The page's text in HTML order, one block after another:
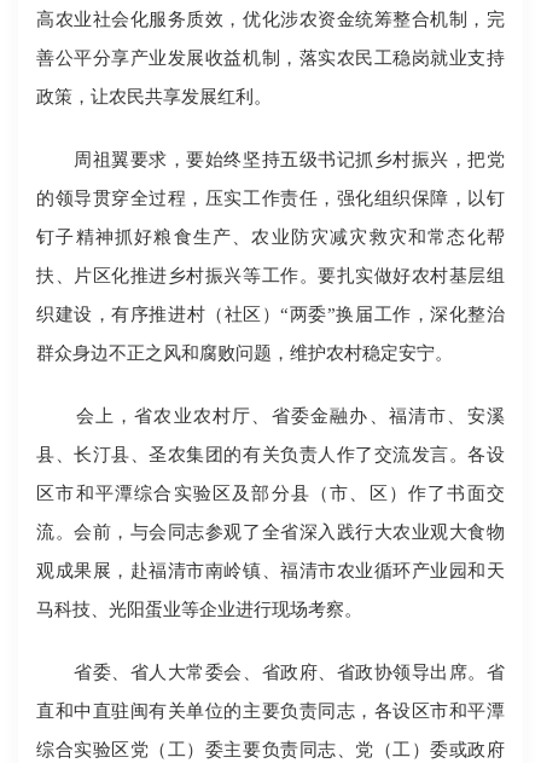
高农业社会化服务质效，优化涉农资金统筹整合机制，完
善公平分享产业发展收益机制，落实农民工稳岗就业支持
政策，让农民共享发展红利。
周祖翼要求，要始终坚持五级书记抓乡村振兴，把党
的领导贯穿全过程，压实工作责任，强化组织保障，以钉
钉子精神抓好粮食生产、农业防灾减灾救灾和常态化帮
扶、片区化推进乡村振兴等工作。要扎实做好农村基层组
织建设，有序推进村（社区）“两委”换届工作，深化整治
群众身边不正之风和腐败问题，维护农村稳定安宁。
会上，省农业农村厅、省委金融办、福清市、安溪
县、长汀县、圣农集团的有关负责人作了交流发言。各设
区市和平潭综合实验区及部分县（市、区）作了书面交
流。会前，与会同志参观了全省深入践行大农业观大食物
观成果展，赴福清市南岭镇、福清市农业循环产业园和天
马科技、光阳蛋业等企业进行现场考察。
省委、省人大常委会、省政府、省政协领导出席。省
直和中直驻闽有关单位的主要负责同志，各设区市和平潭
综合实验区党（工）委主要负责同志、党（工）委或政府